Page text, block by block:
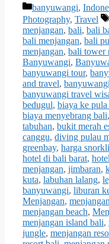
Categories
banyuwangi,
Photography, Travel
menjangan, bali, bali
bali menjangan, bali
menjangan, bali tower
Banyuwangi,
banyuwangi tour,
and travel,
banyuwangi travel
bedugul, biaya ke pula
biaya menyebrang bali,
tabuhan, bukit merah
canggu, diving pulau
greenbay, harga
hotel di bali barat,
menjangan, jimbaran,
kuta, labuhan lalang,
banyuwangi, liburan
Menjangan,
menjangan beach,
menjangan island bali,
jungle, menjangan